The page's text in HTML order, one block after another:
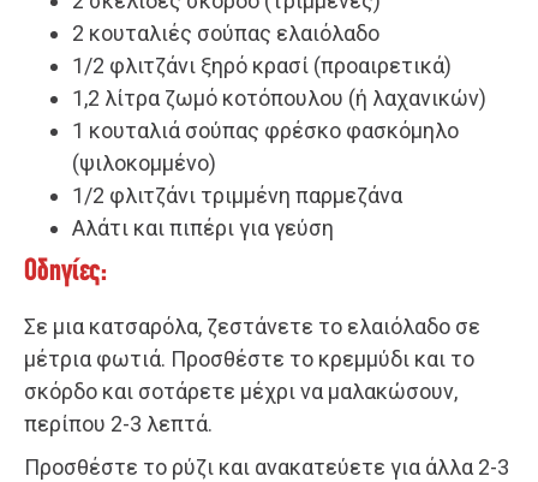
2 κουταλιές σούπας ελαιόλαδο
1/2 φλιτζάνι ξηρό κρασί (προαιρετικά)
1,2 λίτρα ζωμό κοτόπουλου (ή λαχανικών)
1 κουταλιά σούπας φρέσκο φασκόμηλο
(ψιλοκομμένο)
1/2 φλιτζάνι τριμμένη παρμεζάνα
Αλάτι και πιπέρι για γεύση
Οδηγίες:
Σε μια κατσαρόλα, ζεστάνετε το ελαιόλαδο σε
μέτρια φωτιά. Προσθέστε το κρεμμύδι και το
σκόρδο και σοτάρετε μέχρι να μαλακώσουν,
περίπου 2-3 λεπτά.
Προσθέστε το ρύζι και ανακατεύετε για άλλα 2-3